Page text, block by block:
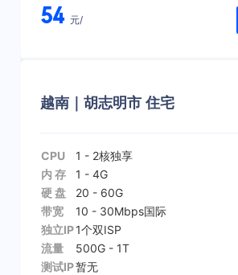
54 元/
越南｜胡志明市 住宅
CPU 1 - 2核独享
内 存
1 - 4G
硬 盘
20 - 60G
带宽
10 - 30Mbps国际
独立IP1个双ISP
流量
500G - 1T
测试IP暂无